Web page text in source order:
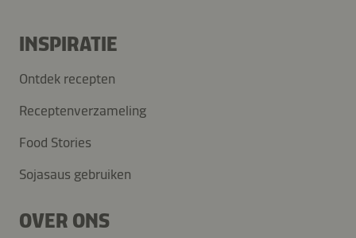
INSPIRATIE
Ontdek recepten
Receptenverzameling
Food Stories
Sojasaus gebruiken
OVER ONS